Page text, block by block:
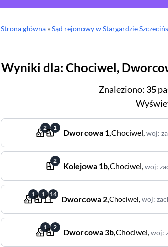
Strona główna»Sąd rejonowyw Stargardzie
Wyniki dla: Chociwel,
Znaleziono: 35
2 1
Dworcowa 1,Chociwel,woj:
2
Kolejowa 1b,Chociwel,woj:
1 1 14
Dworcowa 2,Chociwel,woj:
1 2
Dworcowa3b,Chociwel,woj: